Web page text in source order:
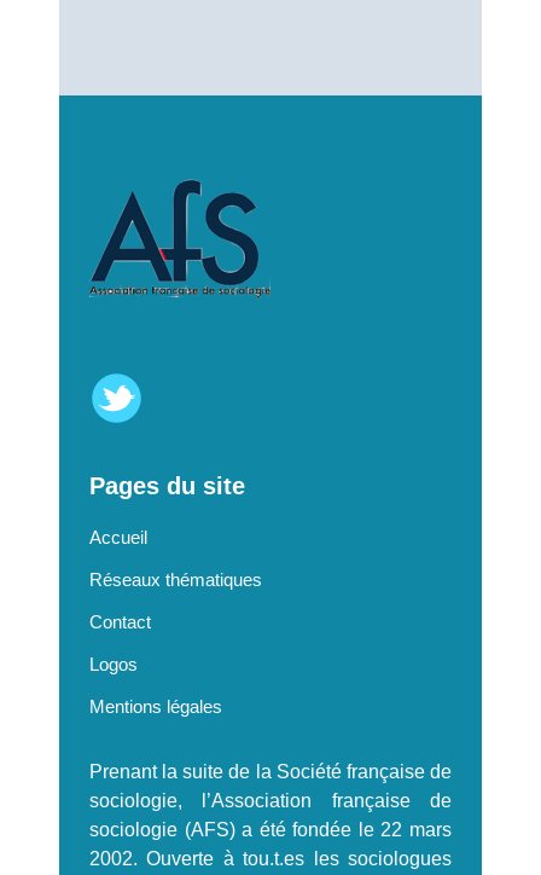
Pages du site
Accueil
Réseaux thématiques
Contact
Logos
Mentions légales
Prenant la suite de la Société française de
sociologie, l’Association française de
sociologie (AFS) a été fondée le 22 mars
2002. Ouverte à tou.t.es les sociologues